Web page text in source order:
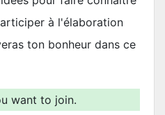
à l'élaboration
ton bonheur dans ce
want to join.